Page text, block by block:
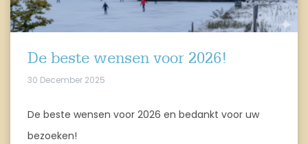
De beste wensen voor 2026!
30 December 2025
De beste wensen voor 2026 en bedankt voor uw
bezoeken!